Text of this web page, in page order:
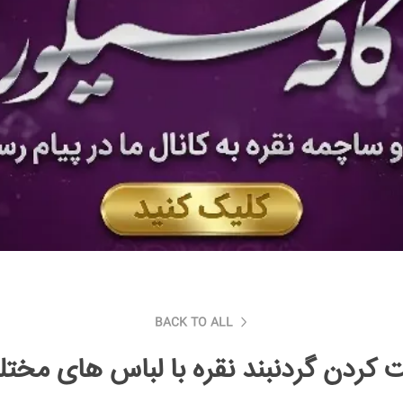
BACK TO ALL
گردنبند نقره با لباس های